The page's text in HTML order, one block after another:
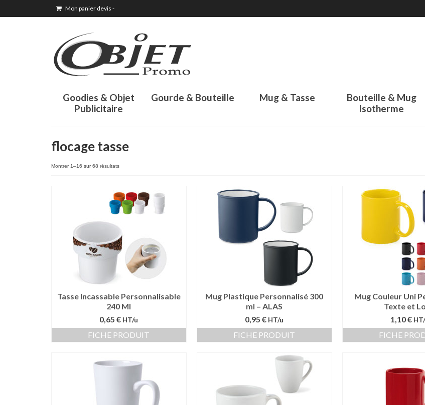
Mon panier devis -
Goodies & Objet
Publicitaire
Gourde & Bouteille Mug & Tasse
Bouteille & Mug
Isotherme
flocage tasse
Montrer 1–16 sur 68 résultats
Tasse Incassable Personnalisable
240 Ml
0,65 € HT/u
FICHE PRODUIT
Mug Plastique Personnalisé 300
ml – ALAS
0,95 € HT/u
FICHE PRODUIT
Mug Couleur Uni
Texte et
1,10 €
FICHE